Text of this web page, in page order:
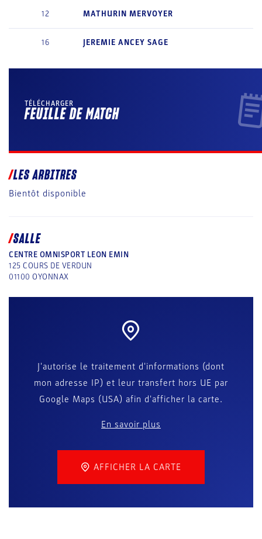
12 MATHURIN MERVOYER
16 JEREMIE ANCEY SAGE
TÉLÉCHARGER
FEUILLE DE MATCH
LES ARBITRES
Bientôt disponible
SALLE
CENTRE OMNISPORT LEON EMIN
125 COURS DE VERDUN
01100 OYONNAX
J'autorise le traitement d'informations (dont
mon adresse IP) et leur transfert hors UE par
Google Maps (USA) afin d'afficher la carte.
En savoir plus
AFFICHER LA CARTE